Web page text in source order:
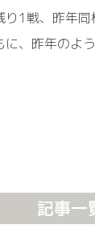
り1戦、昨年
に、昨年のよ
記事一